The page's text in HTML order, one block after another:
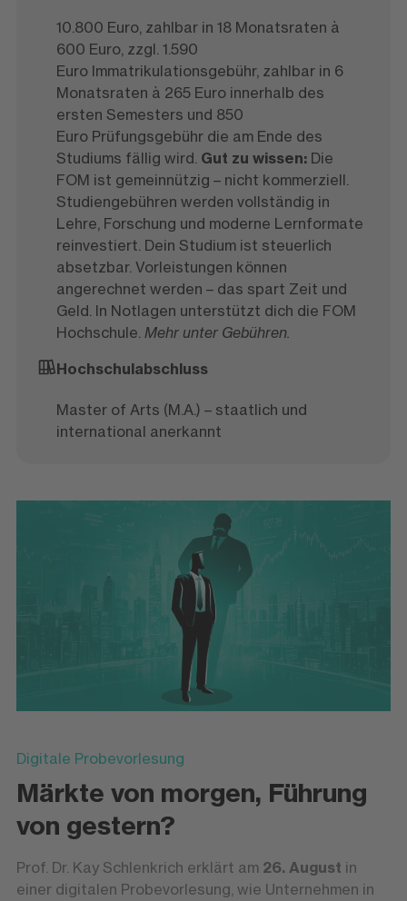
10.800 Euro, zahlbar in 18 Monatsraten à
600 Euro, zzgl. 1.590
Euro Immatrikulationsgebühr, zahlbar in 6
Monatsraten à 265 Euro innerhalb des
ersten Semesters und 850
Euro Prüfungsgebühr die am Ende des
Studiums fällig wird. Gut zu wissen:Die
FOM ist gemeinnützig – nicht kommerziell.
Studiengebühren werden vollständig in
Lehre, Forschung und moderne Lernformate
reinvestiert. Dein Studium ist steuerlich
absetzbar. Vorleistungen können
angerechnet werden – das spart Zeit und
Geld. In Notlagen unterstützt dich die FOM
Hochschule. Mehr unter Gebühren.
Hochschulabschluss
Master of Arts (M.A.) – staatlich und
international anerkannt
Digitale Probevorlesung
Märkte von morgen, Führung
von gestern?
Prof. Dr. Kay Schlenkrich erklärt am 26. August in
einer digitalen Probevorlesung, wie Unternehmen in